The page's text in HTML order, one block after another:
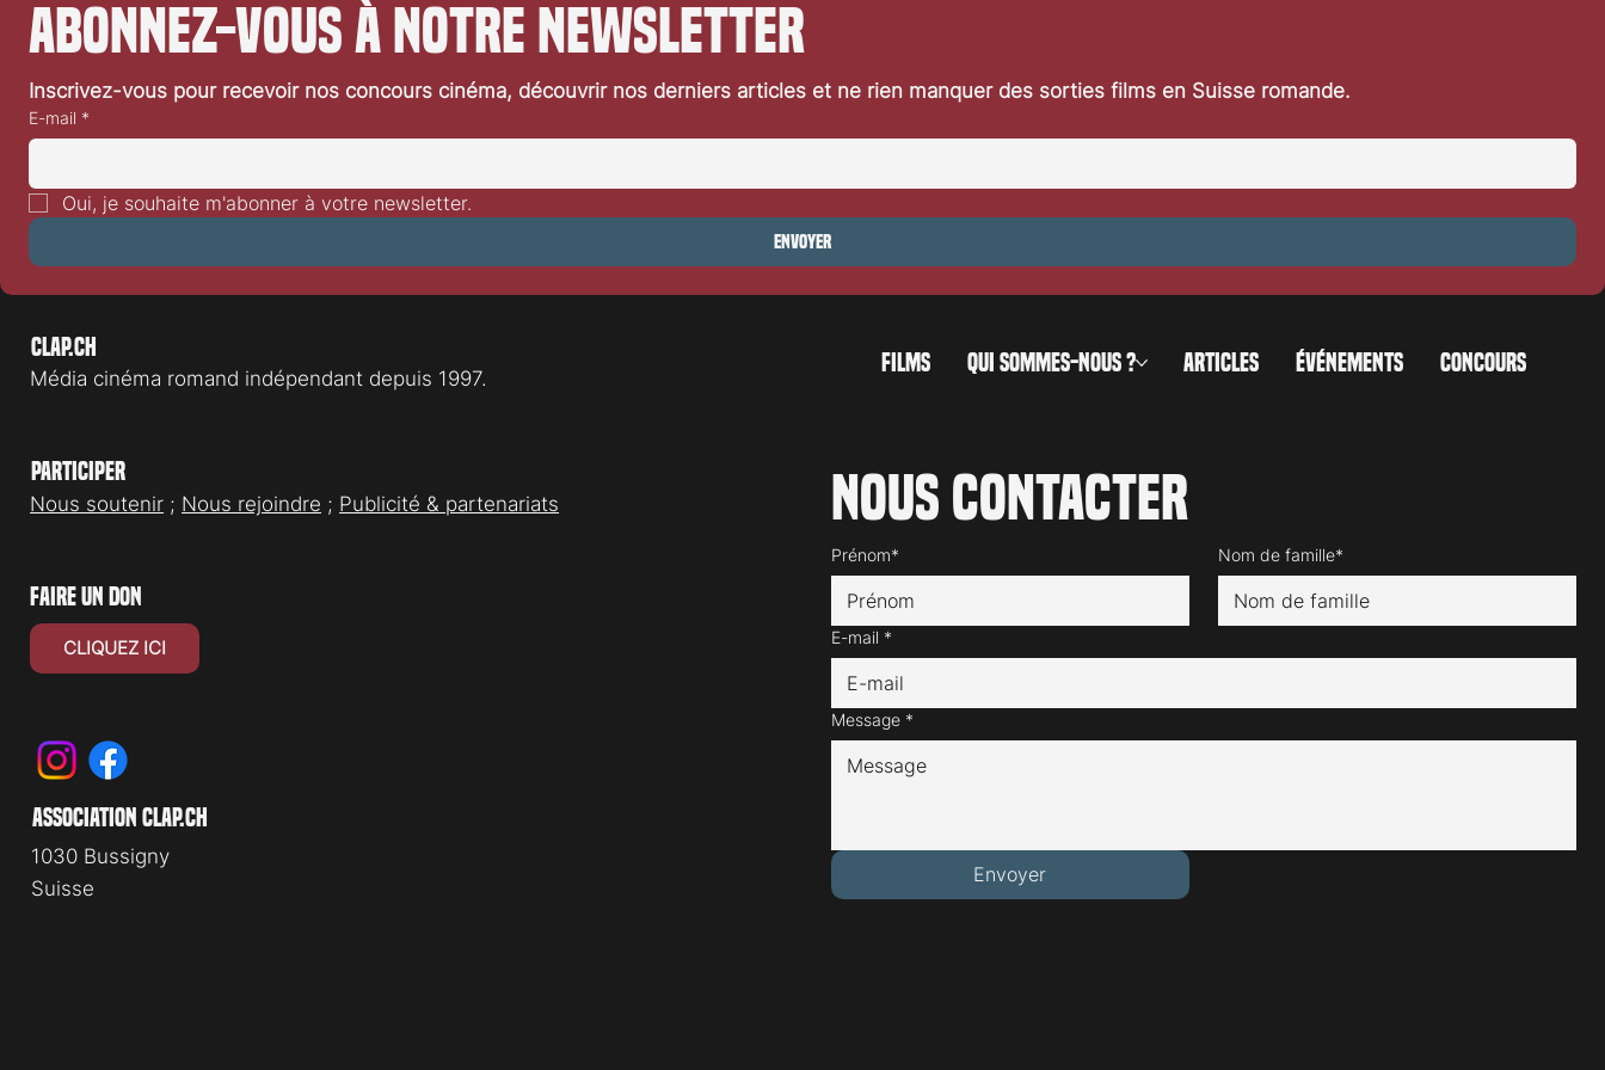
française
(«Autofiction») de Pedro
Almodóvar: critique vidéo
Farhadi: critique vidéo
Abonnez-vous à notre newsletter
Inscrivez-vous pour recevoir nos concours cinéma, découvrir nos derniers articles et ne rien manquer des sorties films en Suisse romande.
E-mail *
Oui, je souhaite m'abonner à votre newsletter.
Envoyer
Clap.ch
Média cinéma romand indépendant depuis 1997.
FILMS QUI SOMMES-NOUS ? ARTICLES ÉVÉNEMENTS CONCOURS
Participer
Nous soutenir ; Nous rejoindre ; Publicité & partenariats Nous contacter
Prénom* Nom de famille*
E-mail *
Message *
Envoyer
faire un don
CLIQUEZ ICI
association clap.ch
1030 Bussigny
Suisse